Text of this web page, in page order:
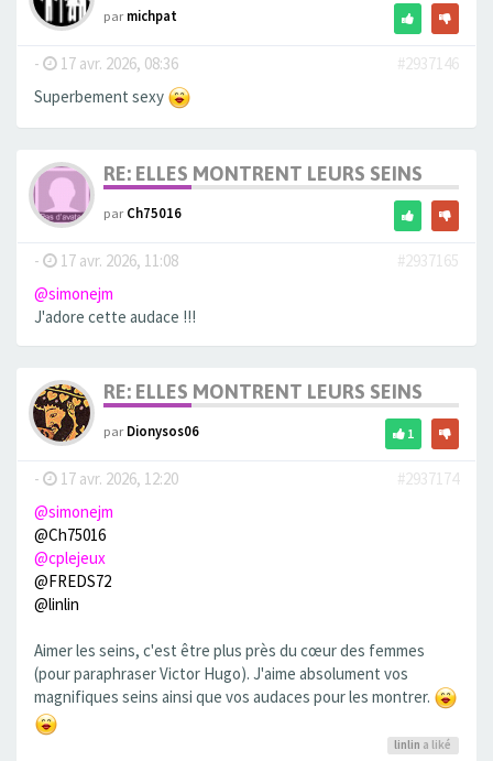
parmichpat
- 17 avr. 2026, 08:36
#2937146
Superbement sexy
RE: ELLES MONTRENT LEURS SEINS
parCh75016
- 17 avr. 2026, 11:08
#2937165
@simonejm
J'adore cette audace !!!
RE: ELLES MONTRENT LEURS SEINS
parDionysos06 1
- 17 avr. 2026, 12:20
#2937174
@simonejm
@Ch75016
@cplejeux
@FREDS72
@linlin
Aimer les seins, c'est être plus près du cœur des femmes
(pour paraphraser Victor Hugo). J'aime absolument vos
magnifiques seins ainsi que vos audaces pour les montrer.
linlin a liké